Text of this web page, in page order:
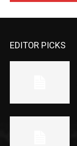
EDITOR PICKS